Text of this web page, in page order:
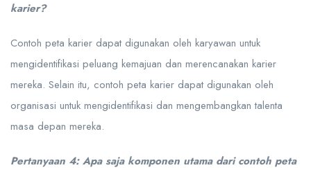
karier?
Contoh peta karier dapat digunakan oleh karyawan untuk
mengidentifikasi peluang kemajuan dan merencanakan karier
mereka. Selain itu, contoh peta karier dapat digunakan oleh
organisasi untuk mengidentifikasi dan mengembangkan talenta
masa depan mereka.
Pertanyaan 4: Apa saja komponen utama dari contoh peta